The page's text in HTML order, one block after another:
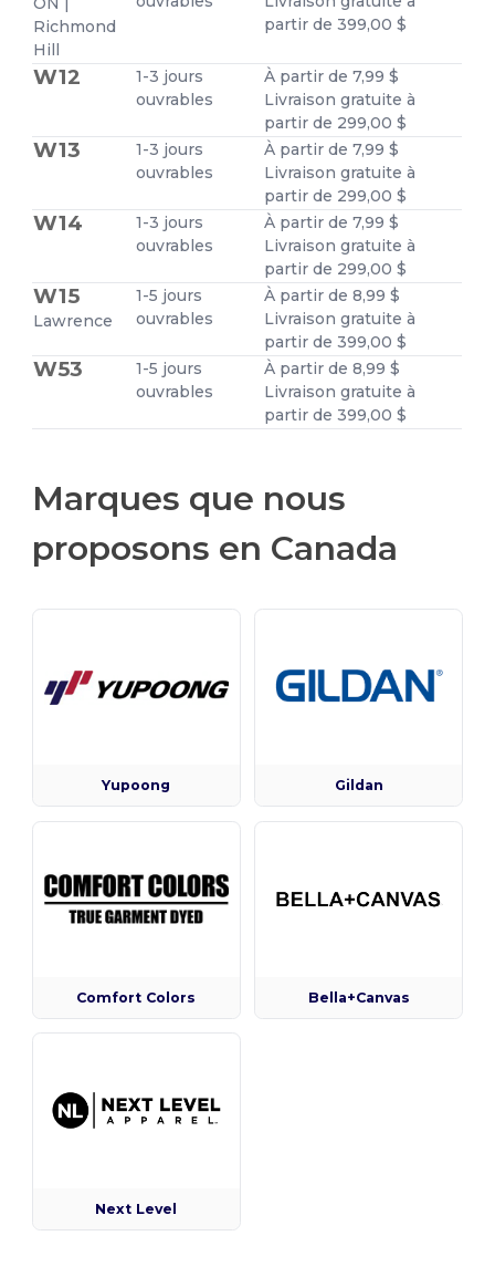
Richmond
Hill
partir de 399,00 $
W12
1-3 jours
ouvrables
À partir de 7,99 $
Livraison gratuite à
partir de 299,00 $
W13
1-3 jours
ouvrables
À partir de 7,99 $
Livraison gratuite à
partir de 299,00 $
W14
1-3 jours
ouvrables
À partir de 7,99 $
Livraison gratuite à
partir de 299,00 $
W15
Lawrence
1-5 jours
ouvrables
À partir de 8,99 $
Livraison gratuite à
partir de 399,00 $
W53
1-5 jours
ouvrables
À partir de 8,99 $
Livraison gratuite à
partir de 399,00 $
Marques que nous
proposons en Canada
Yupoong Gildan
Comfort Colors Bella+Canvas
Next Level